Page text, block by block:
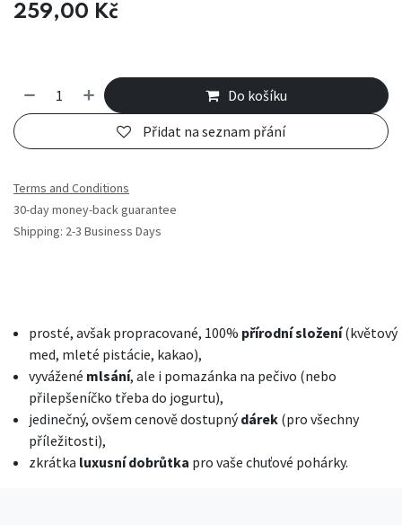
259,00 Kč
Do košíku
Přidat na seznam přání
Terms and Conditions
30-day money-back guarantee
Shipping: 2-3 Business Days
prosté, avšak propracované, 100% přírodní složení(květový
med, mleté pistácie, kakao),
vyvážené mlsání, ale i pomazánka na pečivo (nebo
přilepšeníčko třeba do jogurtu),
jedinečný, ovšem cenově dostupnýdárek (pro všechny
příležitosti),
zkrátka luxusní dobrůtka pro vaše chuťové pohárky.